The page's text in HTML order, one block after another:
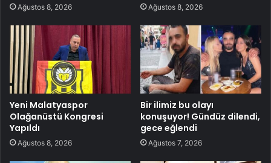
Ağustos 8, 2026 Ağustos 8, 2026
Yeni Malatyaspor
Olağanüstü Kongresi
Yapıldı
Ağustos 8, 2026
Bir ilimiz bu olayı
konuşuyor! Gündüz dilendi,
gece eğlendi
Ağustos 7, 2026